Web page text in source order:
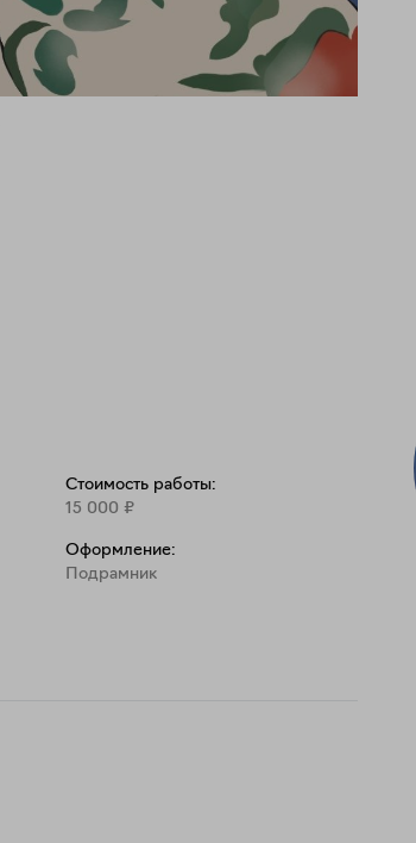
Стоимость работы:
15 000 ₽
Оформление:
Подрамник